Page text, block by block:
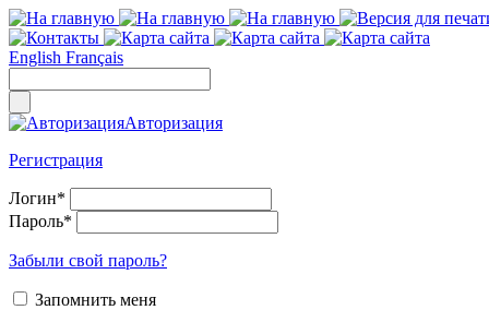
English Français
Авторизация
Регистрация
Логин*
Пароль*
Забыли свой пароль?
Запомнить меня